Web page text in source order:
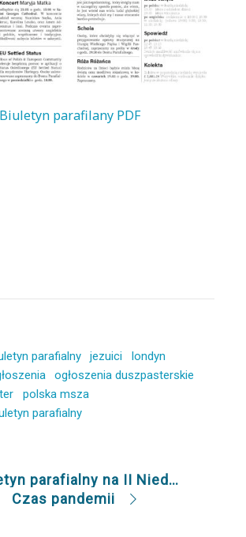
Biuletyn parafilany PDF
parafialny jezuici
londyn
ogłoszenia duszpasterskie
polska msza
parafialny
Biuletyn parafialny na II Niedzielę Wielkiego Postu (8.3.2020)
Czas pandemii